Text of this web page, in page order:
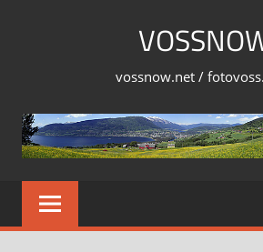
vossnow.net /